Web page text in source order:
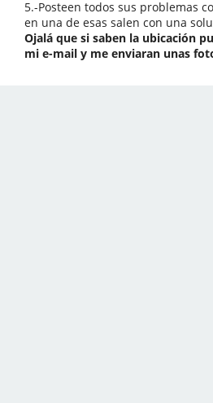
5.-Posteen todos sus problemas
en una de esas salen con una
Ojalá que si saben la ubicación
mi e-mail y me enviaran unas